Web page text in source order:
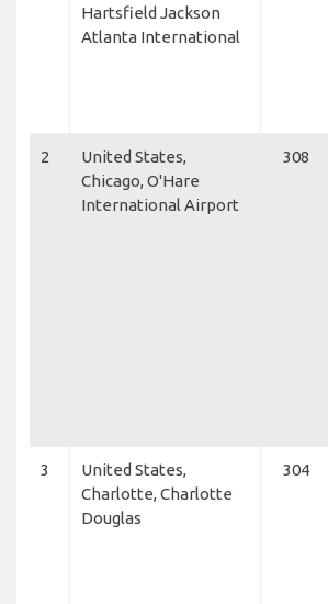
Hartsfield Jackson
Atlanta International
2
United States,
Chicago, O'Hare
International Airport
308
3
United States,
Charlotte, Charlotte
Douglas
304